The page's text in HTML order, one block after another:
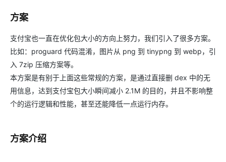
方案
支付宝也一直在优化包大小的方向上努力，我们引入了很多方案。
比如：proguard 代码混淆，图片从 png 到 tinypng 到 webp，引
入 7zip 压缩方案等。
本方案是有别于上面这些常规的方案，是通过直接删 dex 中的无
用信息，达到支付宝包大小瞬间减小 2.1M 的目的，并且不影响整
个的运行逻辑和性能，甚至还能降低一点运行内存。
方案介绍